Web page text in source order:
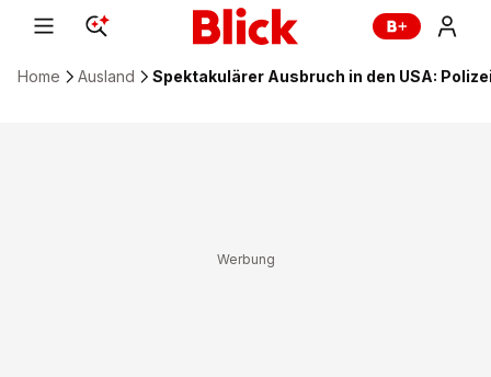
Home Ausland Spektakulärer Ausbruch in den USA: